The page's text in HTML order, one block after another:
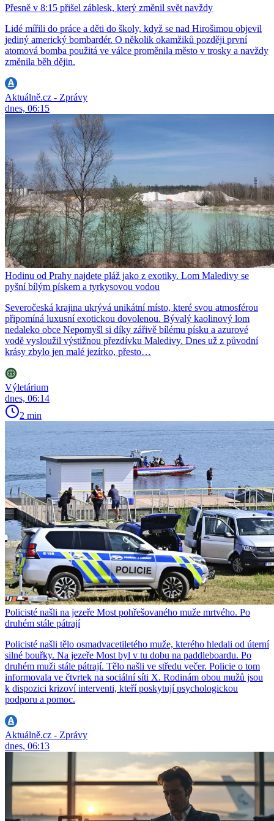
Přesně v 8:15 přišel záblesk, který změnil svět navždy
Lidé mířili do práce a děti do školy, když se nad Hirošimou objevil
jediný americký bombardér. O několik okamžiků později první
atomová bomba použitá ve válce proměnila město v trosky a navždy
změnila běh dějin.
Aktuálně.cz - Zprávy
dnes, 06:15
Hodinu od Prahy najdete pláž jako z exotiky. Lom Maledivy se
pyšní bílým pískem a tyrkysovou vodou
Severočeská krajina ukrývá unikátní místo, které svou atmosférou
připomíná luxusní exotickou dovolenou. Bývalý kaolinový lom
nedaleko obce Nepomyšl si díky zářivě bílému písku a azurové
vodě vysloužil výstižnou přezdívku Maledivy. Dnes už z původní
krásy zbylo jen malé jezírko, přesto…
Výletárium
dnes, 06:14
2 min
Policisté našli na jezeře Most pohřešovaného muže mrtvého. Po
druhém stále pátrají
Policisté našli tělo osmadvacetiletého muže, kterého hledali od úterní
silné bouřky. Na jezeře Most byl v tu dobu na paddleboardu. Po
druhém muži stále pátrají. Tělo našli ve středu večer. Policie o tom
informovala ve čtvrtek na sociální síti X. Rodinám obou mužů jsou
k dispozici krizoví interventi, kteří poskytují psychologickou
podporu a pomoc.
Aktuálně.cz - Zprávy
dnes, 06:13